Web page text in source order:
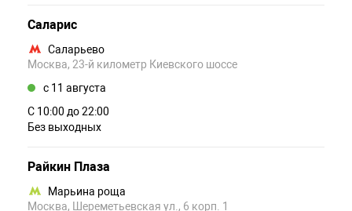
Саларис
Саларьево
Москва, 23-й километр Киевского шоссе
c 11 августа
С 10:00 до 22:00
Без выходных
Райкин Плаза
Марьина роща
Москва, Шереметьевская ул., 6 корп. 1